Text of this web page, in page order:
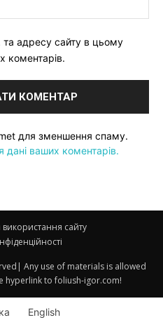
адресу сайту в цьому
коментарів.
для зменшення спаму.
дані ваших коментарів.
сайту
Any use of materials is allowed
hyperlink to foliush-igor.com!
English